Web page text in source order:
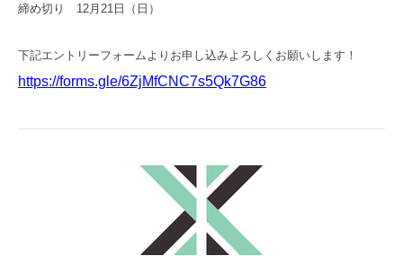
締め切り 12月21日（日）
下記エントリーフォームよりお申し込みよろしくお願いします！
https://forms.gle/6ZjMfCNC7s5Qk7G86